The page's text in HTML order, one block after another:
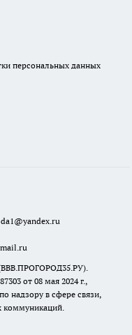
персональных данных
(ВВВ.ПРОГОРОД35.РУ).
от 08 мая 2024 г.,
надзору в сфере связи,
коммуникаций.